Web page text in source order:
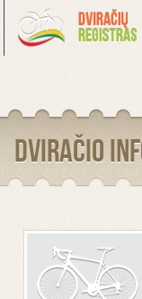
Dviračio